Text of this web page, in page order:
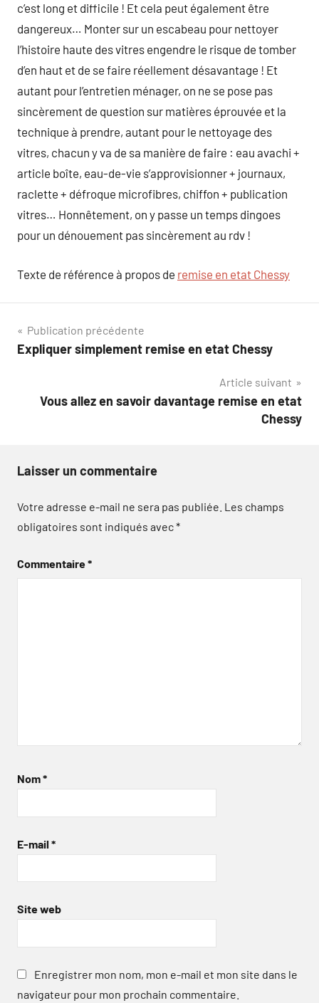
c’est long et difficile ! Et cela peut également être
dangereux… Monter sur un escabeau pour nettoyer
l’histoire haute des vitres engendre le risque de tomber
d’en haut et de se faire réellement désavantage ! Et
autant pour l’entretien ménager, on ne se pose pas
sincèrement de question sur matières éprouvée et la
technique à prendre, autant pour le nettoyage des
vitres, chacun y va de sa manière de faire : eau avachi +
article boîte, eau-de-vie s’approvisionner + journaux,
raclette + défroque microfibres, chiffon + publication
vitres… Honnêtement, on y passe un temps dingoes
pour un dénouement pas sincèrement au rdv !
Texte de référence à propos de remise en etat Chessy
Navigation
de
Publication précédente
Expliquer simplement remise en etat Chessy
Article suivant
Vous allez en savoir davantage remise en etat
Chessy
Laisser un commentaire
Votre adresse e-mail ne sera pas publiée. Les champs
obligatoires sont indiqués avec*
Commentaire*
Nom*
E-mail *
Site web
Enregistrer mon nom, mon e-mail et mon site dans le
navigateur pour mon prochain commentaire.